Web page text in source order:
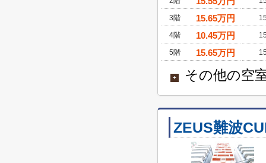
3階 15.65万円
4階 10.45万円
5階 15.65万円
+ その他の空
ZEUS難波